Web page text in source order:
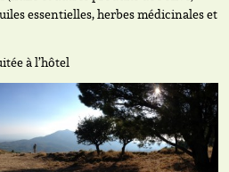
essentielles, herbes médicinales et
à l’hôtel